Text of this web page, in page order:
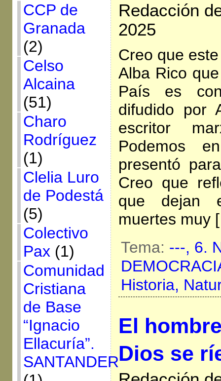
CCP de
Granada
(2)
Celso
Alcaina
(51)
Charo
Rodríguez
(1)
Clelia Luro
de Podestá
(5)
Colectivo
Pax (1)
Comunidad
Cristiana
de Base
“Ignacio
Ellacuría”.
SANTANDER
Redacción
2025
Creo que
Alba Rico
País es
difudido por
escritor
Podemos
presentó
Creo que
que dejan
muertes muy
Tema: ---, 6.
Historia,
El
Dios se